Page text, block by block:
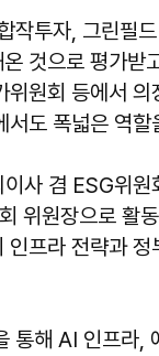
작투자, 그린필
것으로 평가받
위원회 등에서
서도 폭넓은 역할
사 겸 ESG위원
위원장으로 활
인프라 전략과 정
통해 AI 인프라,